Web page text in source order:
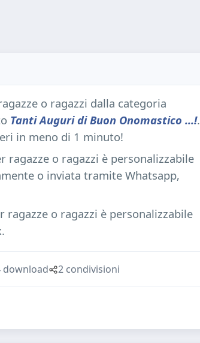
o ragazzi dalla categoria
Tanti Auguri di Buon Onomastico ...!.
in meno di 1 minuto!
o ragazzi è personalizzabile
o inviata tramite Whatsapp,
o ragazzi è personalizzabile
download 2 condivisioni